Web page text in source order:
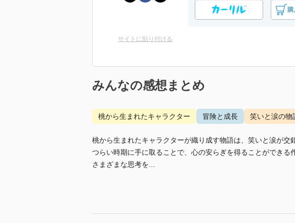
購
サイトに貼り付ける
みんなの感想まとめ
桃から生まれたキャラクター 冒険と成長 笑いと涙の物
桃から生まれたキャラクターが織り成す物語は、笑いと涙が交
つらい時期に手に取ることで、心の安らぎを得ることができる
さまざまな思考を...